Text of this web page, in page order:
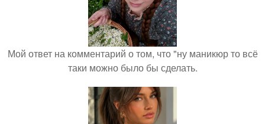
Мой ответ на комментарий о том, что "ну маникюр то всё
таки можно было бы сделать.